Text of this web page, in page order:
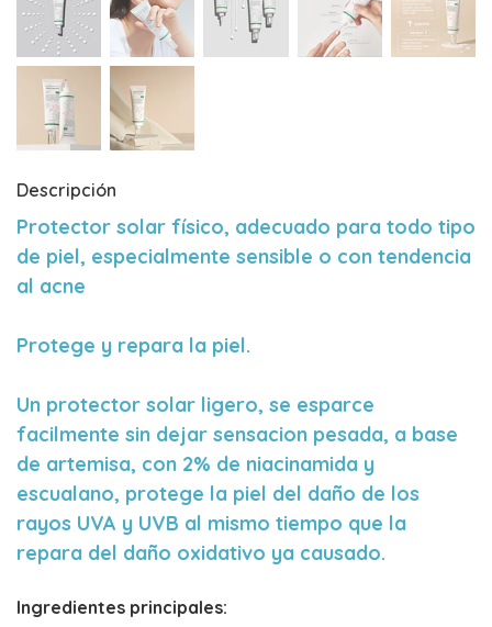
Descripción
Protector solar físico, adecuado para todo tipo
de piel, especialmente sensible o con tendencia
al acne
Protege y repara la piel.
Un protector solar ligero, se esparce
facilmente sin dejar sensacion pesada, a base
de artemisa, con 2% de niacinamida y
escualano, protege la piel del daño de los
rayos UVA y UVB al mismo tiempo que la
repara del daño oxidativo ya causado.
Ingredientes principales: